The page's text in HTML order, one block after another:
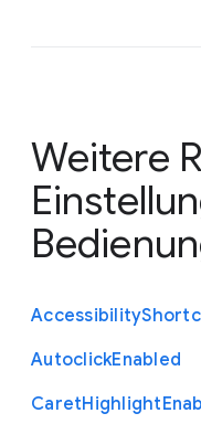
Weitere
Accessibility
AutoclickEnabled
CaretHighlight